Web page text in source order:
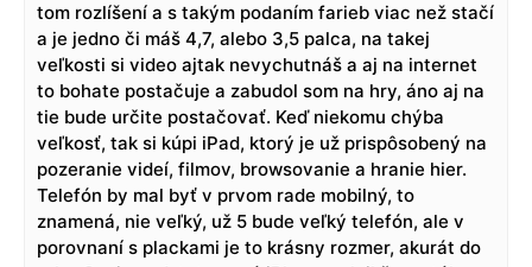
tom rozlíšení a s takým podaním farieb viac než stačí
a je jedno či máš 4,7, alebo 3,5 palca, na takej
veľkosti si video ajtak nevychutnáš a aj na internet
to bohate postačuje a zabudol som na hry, áno aj na
tie bude určite postačovať. Keď niekomu chýba
veľkosť, tak si kúpi iPad, ktorý je už prispôsobený na
pozeranie videí, filmov, browsovanie a hranie hier.
Telefón by mal byť v prvom rade mobilný, to
znamená, nie veľký, už 5 bude veľký telefón, ale v
porovnaní s plackami je to krásny rozmer, akurát do